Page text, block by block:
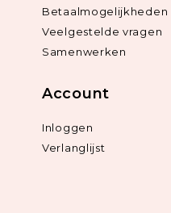
Betaalmogelijkheden
Veelgestelde vragen
Samenwerken
Account
Inloggen
Verlanglijst